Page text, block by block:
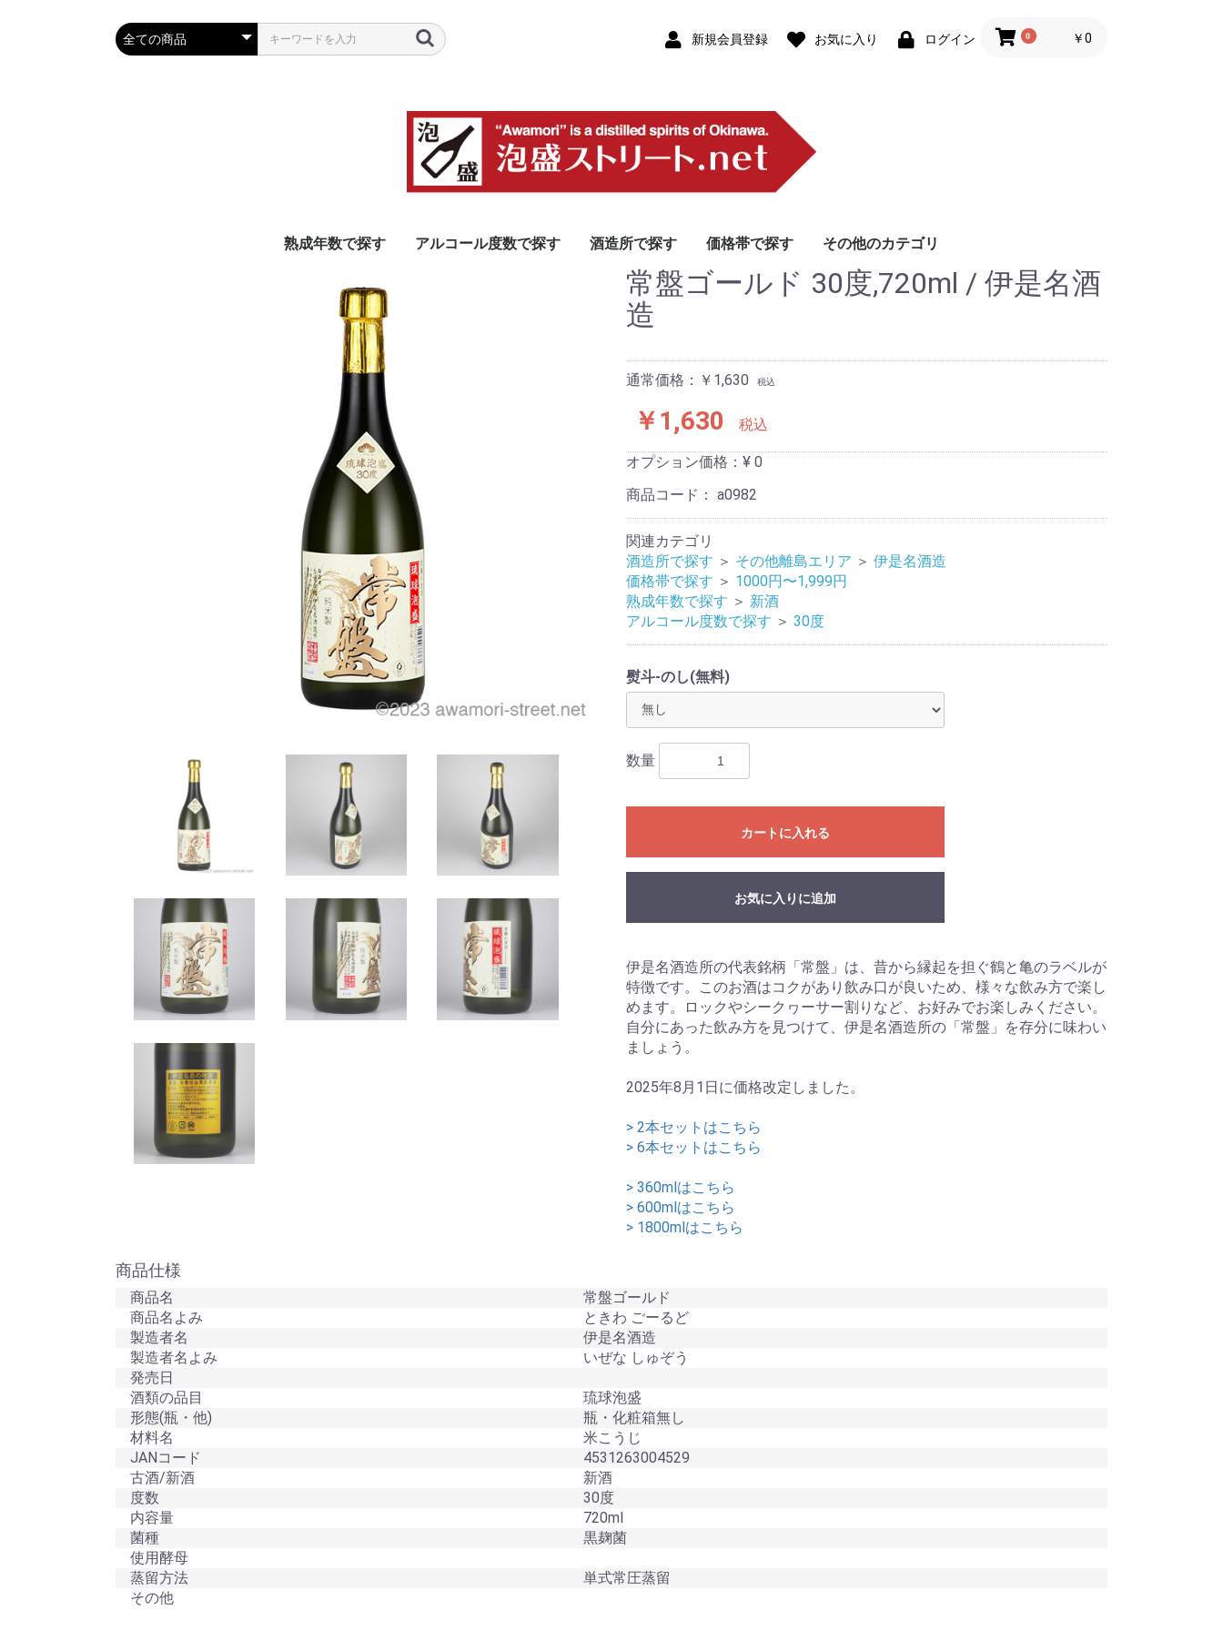
新規会員登録 お気に入り ログイン 0 ￥0
熟成年数で探す
泡盛古酒20年以上
泡盛古酒11〜19年
泡盛古酒10年
泡盛古酒4〜9年
泡盛古酒3年
アルコール度数で探す 酒造所で探す
本島北部エリア 龍泉酒造
やんばる酒造
今帰仁酒造
山川酒造
津嘉山酒造
ヘリオス酒造
恩納酒造
松藤
金武酒造
本島中部エリア 神村酒造
比嘉酒造
新里酒造
北谷長老酒造
咲元酒造
泰石酒造
那覇エリア 識名酒造
瑞穂酒造
沖縄県酒造協同組合
瑞泉酒造
津波古酒造
久米仙酒造
宮里酒造
本島南部エリア 石川酒造場
忠孝酒造
上原酒造
まさひろ酒造
神谷酒造
宮古島エリア 多良川
菊之露酒造
宮の華
沖之光酒造
千代泉酒造
池間酒造
渡久山酒造
八重山エリア 高嶺酒造
請福酒造
玉那覇酒造
八重泉酒造
池原酒造
仲間酒造
その他離島エリア 崎元酒造
入波平酒造
国泉泡盛
久米島の久米仙
米島酒造
伊是名酒造
伊平屋酒造
製造・販売(泡盛以外
伊江島蒸留所
株式会社グレイス・ラ
協同組合 琉球泡盛 古
南都酒造
羽地酒造合同会社
名護パイナップルワイ
オリオンビール
リウボウ商事
株式会社佐平建設
南島酒販
石垣島ビール
-
価格帯で探す
10,000円以上
5,000円〜9,999円
3,000円〜4,999円
2,000円〜2,999円
1000円〜1,999円
1000円未満
その他のカテゴリ
贈りものにオススメ
泡盛鑑評会受賞酒
壺入り泡盛
琥珀色の泡盛
泡盛以外のお酒 イムゲー (スピリッツ)
スピリッツ
リキュール
ウイスキー
ラム酒
ジン
本格焼酎
日本酒
果実酒(ワイン)
ビール・発泡酒
3回蒸留製法「尚」
お買い得セット商品 2本セットで 1% OFF
6本セットで 2% OFF
泡盛名入れ記念ボトル
容量で選ぶ 1800ml超
901〜1800ml
721〜900ml
720ml
600〜700ml
300〜599ml
300ml未満
紙パック泡盛
その他商品
終売・完売商品
琉球木炭焙煎珈琲
常盤ゴールド 30度,720ml / 伊是名酒
造
通常価格：￥1,630 税込
￥1,630 税込
オプション価格：¥ 0
商品コード： a0982
関連カテゴリ
酒造所で探す ＞ その他離島エリア ＞ 伊是名酒造
価格帯で探す ＞ 1000円〜1,999円
熟成年数で探す ＞ 新酒
アルコール度数で探す ＞ 30度
熨斗-のし(無料)
数量
カートに入れる
お気に入りに追加
伊是名酒造所の代表銘柄「常盤」は、昔から縁起を担ぐ鶴と亀のラベルが
特徴です。このお酒はコクがあり飲み口が良いため、様々な飲み方で楽し
めます。ロックやシークヮーサー割りなど、お好みでお楽しみください。
自分にあった飲み方を見つけて、伊是名酒造所の「常盤」を存分に味わい
ましょう。
2025年8月1日に価格改定しました。
> 2本セットはこちら
> 6本セットはこちら
> 360mlはこちら
> 600mlはこちら
> 1800mlはこちら
商品仕様
商品名
常盤ゴールド
商品名よみ
ときわ ごーるど
製造者名
伊是名酒造
製造者名よみ
いぜな しゅぞう
発売日
酒類の品目
琉球泡盛
形態(瓶・他)
瓶・化粧箱無し
材料名
米こうじ
JANコード
4531263004529
古酒/新酒
新酒
度数
30度
内容量
720ml
菌種
黒麹菌
使用酵母
蒸留方法
単式常圧蒸留
その他